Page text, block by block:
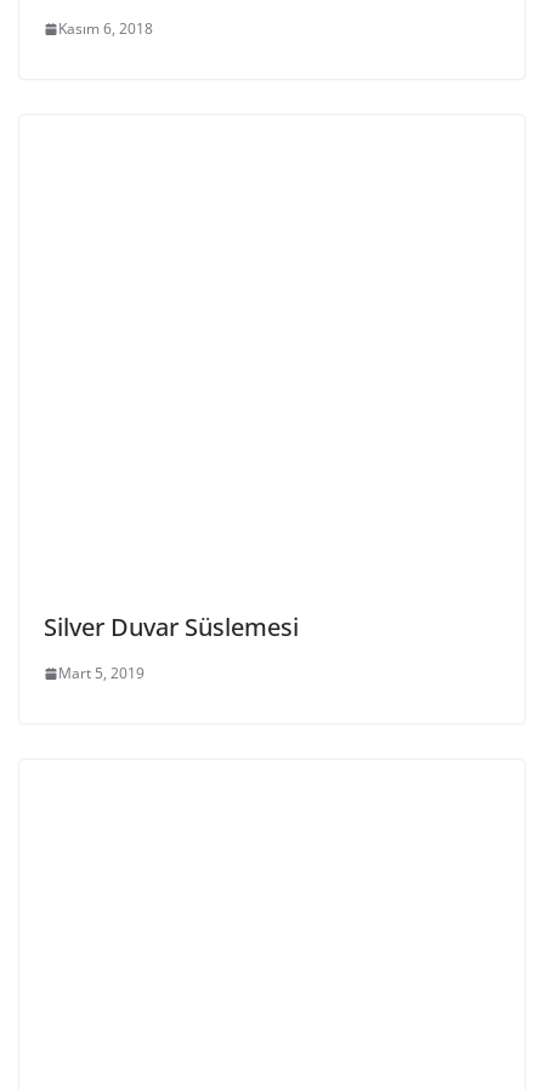
Kasım 6, 2018
Silver Duvar Süslemesi
Mart 5, 2019